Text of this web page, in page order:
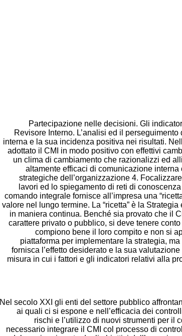
Partecipazione nelle decisioni. Gli
Revisore Interno. L’analisi ed il
interna e la sua incidenza positiva nei risultati.
adottato il CMI in modo positivo con effettivi
un clima di cambiamento che razionalizzi ed
altamente efficaci di comunicazione
strategiche dell’organizzazione 4.
lavori ed lo spiegamento di reti di
comando integrale fornisce all’impresa una
valore nel lungo termine. La “ricetta” è la
in maniera continua. Benché sia provato che il
carattere privato o pubblico, si deve tenere
compiono bene il loro compito e non si
piattaforma per implementare la strategia,
fornisca l’effetto desiderato e la sua
misura in cui i fattori e gli indicatori relativi alla
Nel secolo XXI gli enti del settore pubblico
ai quali ci si espone e nell’efficacia dei
rischi e l’utilizzo di nuovi strumenti per il
necessario integrare il CMI col processo di